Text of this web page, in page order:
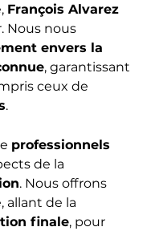
François Alvarez
Nous nous
envers la
, garantissant
ceux de
.
professionnels
de la
. Nous offrons
allant de la
finale, pour